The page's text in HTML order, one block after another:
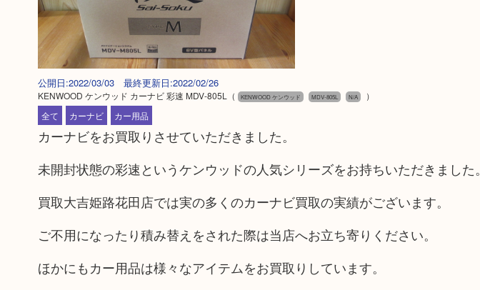
公開日:2022/03/03 最終更新日:2022/02/26
KENWOOD ケンウッド カーナビ 彩速 MDV-805L （ KENWOOD ケンウッド MDV-805L N/A
）
全て
カーナビ カー用品
カーナビをお買取りさせていただきました。
未開封状態の彩速というケンウッドの人気シリーズをお持ちいただきました。
買取大吉姫路花田店では実の多くのカーナビ買取の実績がございます。
ご不用になったり積み替えをされた際は当店へお立ち寄りください。
ほかにもカー用品は様々なアイテムをお買取りしています。